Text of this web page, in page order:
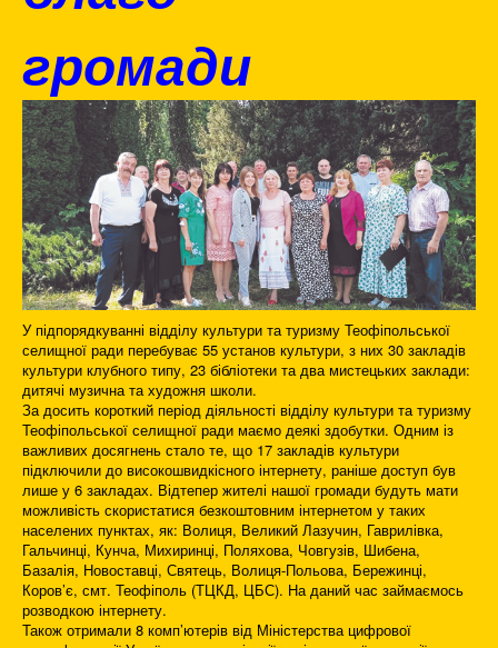
громади
У підпорядкуванні відділу культури та туризму Теофіпольської
селищної ради перебуває 55 установ культури, з них 30 закладів
культури клубного типу, 23 бібліотеки та два мистецьких заклади:
дитячі музична та художня школи.
За досить короткий період діяльності відділу культури та туризму
Теофіпольської селищної ради маємо деякі здобутки. Одним із
важливих досягнень стало те, що 17 закладів культури
підключили до високошвидкісного інтернету, раніше доступ був
лише у 6 закладах. Відтепер жителі нашої громади будуть мати
можливість скористатися безкоштовним інтернетом у таких
населених пунктах, як: Волиця, Великий Лазучин, Гаврилівка,
Гальчинці, Кунча, Михиринці, Поляхова, Човгузів, Шибена,
Базалія, Новоставці, Святець, Волиця-Польова, Бережинці,
Коров’є, смт. Теофіполь (ТЦКД, ЦБС). На даний час займаємось
розводкою інтернету.
Також отримали 8 комп’ютерів від Міністерства цифрової